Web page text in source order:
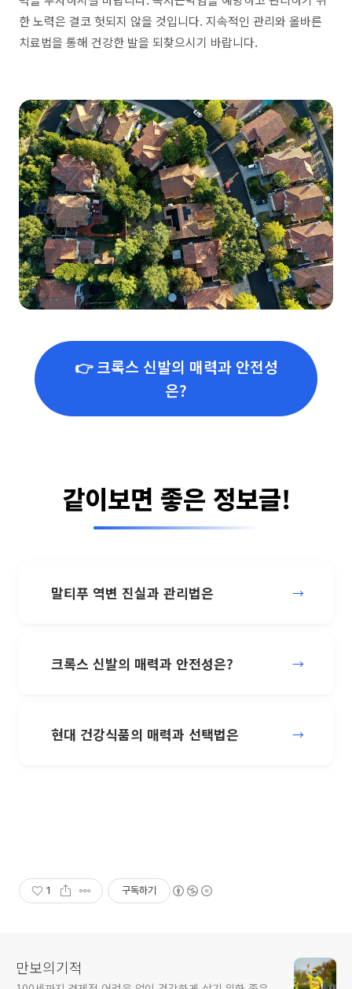
한 노력은 결코 헛되지 않을 것입니다. 지속적인 관리와 올바른
치료법을 통해 건강한 발을 되찾으시기 바랍니다.
👉 크록스 신발의 매력과 안전성
은?
같이보면 좋은 정보글!
말티푸 역변 진실과 관리법은 →
크록스 신발의 매력과 안전성은? →
현대 건강식품의 매력과 선택법은 →
1 구독하기
만보의기적